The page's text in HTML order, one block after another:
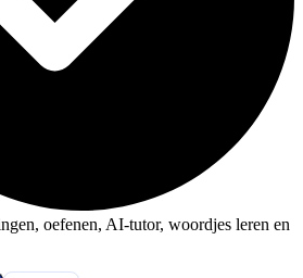
oefenen, AI-tutor, woordjes leren en